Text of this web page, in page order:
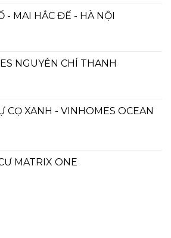
- MAI HẮC ĐẾ - HÀ NỘI
NGUYỄN CHÍ THANH
CỌ XANH - VINHOMES OCEAN
MATRIX ONE